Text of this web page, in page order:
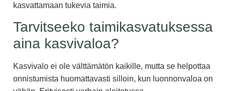
kasvattamaan tukevia taimia.
Tarvitseeko taimikasvatuksessa
aina kasvivaloa?
Kasvivalo ei ole välttämätön kaikille, mutta se helpottaa
onnistumista huomattavasti silloin, kun luonnonvaloa on